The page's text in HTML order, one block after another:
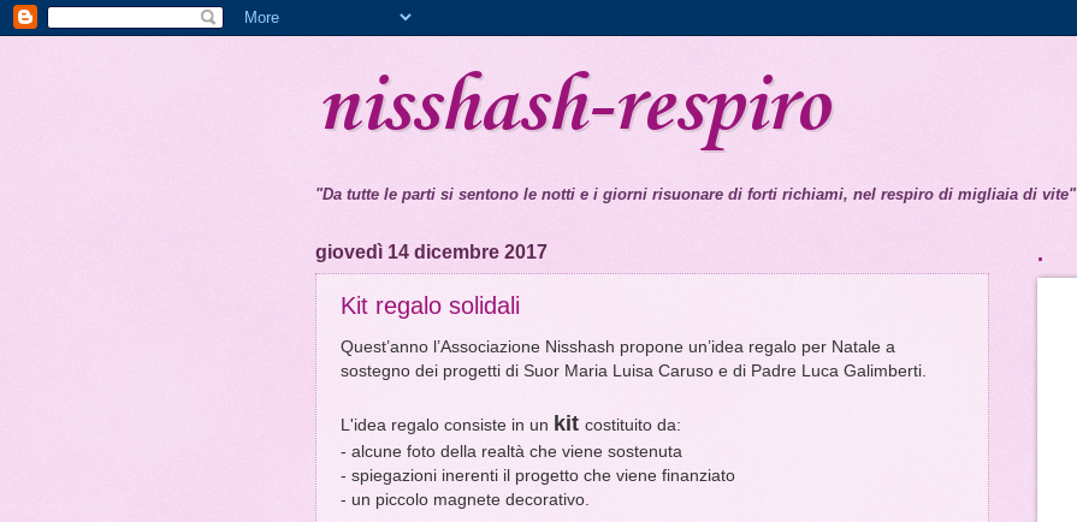
nisshash-respiro
"Da tutte le parti si sentono le notti e i giorni risuonare di forti richiami, nel respiro di migliaia di vite"
giovedì 14 dicembre 2017
Kit regalo solidali
Quest’anno l’Associazione Nisshash propone un’idea regalo per Natale a
sostegno dei progetti di Suor Maria Luisa Caruso e di Padre Luca Galimberti.
L'idea regalo consiste in un kit costituito da:
- alcune foto della realtà che viene sostenuta
- spiegazioni inerenti il progetto che viene finanziato
- un piccolo magnete decorativo.
.